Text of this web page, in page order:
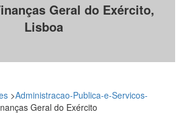
Geral do Exército,
Lisboa
>Administracao-Publica-e-Servicos-
Geral do Exército